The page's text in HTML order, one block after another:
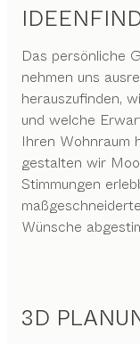
Das persönliche
nehmen uns
herauszufinden,
und welche
Ihren Wohnraum
gestalten wir
Stimmungen
Wünsche
3D